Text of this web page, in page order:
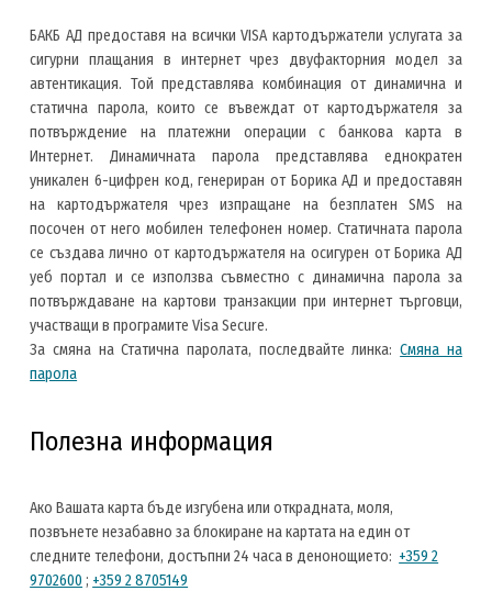
БАКБ АД предоставя на всички VISA картодържатели услугата за
сигурни плащания в интернет чрез двуфакторния модел за
автентикация. Той представлява комбинация от динамична и
статична парола, които се въвеждат от картодържателя за
потвърждение на платежни операции с банкова карта в
Интернет. Динамичната парола представлява еднократен
уникален 6-цифрен код, генериран от Борика АД и предоставян
на картодържателя чрез изпращане на безплатен SMS на
посочен от него мобилен телефонен номер. Статичната парола
се създава лично от картодържателя на осигурен от Борика АД
уеб портал и се използва съвместно с динамична парола за
потвърждаване на картови транзакции при интернет търговци,
участващи в програмите Visa Secure.
За смяна на Статична паролата, последвайте линка:Смяна на
парола
Полезна информация
Ако Вашата карта бъде изгубена или открадната, моля,
позвънете незабавно за блокиране на картата на един от
следните телефони, достъпни 24 часа в денонощието: +359 2
9702600 ; +359 2 8705149